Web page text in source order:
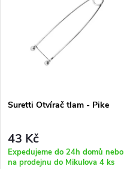
Suretti Otvírač tlam - Pike
43 Kč
Expedujeme do 24h domů nebo
na prodejnu do Mikulova 4 ks